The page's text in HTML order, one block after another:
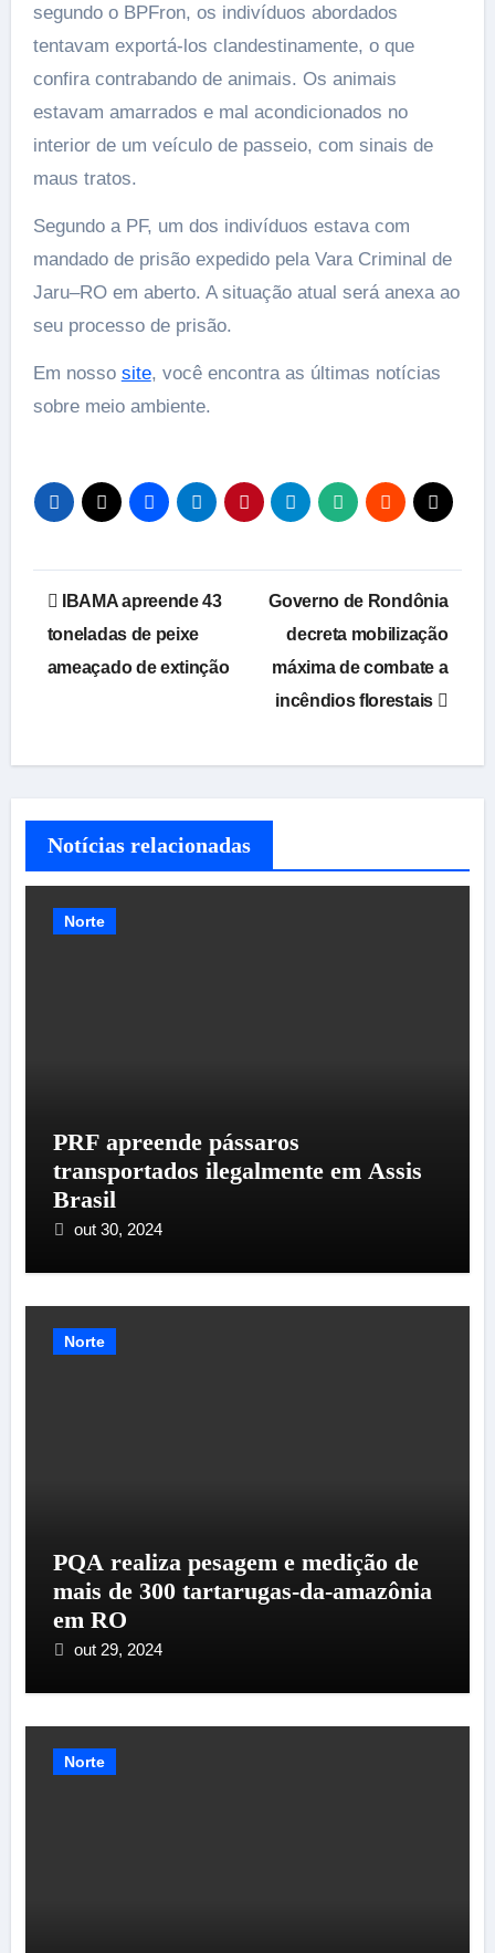
segundo o BPFron, os indivíduos abordados
tentavam exportá-los clandestinamente, o que
confira contrabando de animais. Os animais
estavam amarrados e mal acondicionados no
interior de um veículo de passeio, com sinais de
maus tratos.
Segundo a PF, um dos indivíduos estava com
mandado de prisão expedido pela Vara Criminal de
Jaru–RO em aberto. A situação atual será anexa ao
seu processo de prisão.
Em nosso site, você encontra as últimas notícias
sobre meio ambiente.
Navegação
de
Post
IBAMA apreende 43
toneladas de peixe
ameaçado de extinção
Governo de Rondônia
decreta mobilização
máxima de combate a
incêndios florestais
Notícias relacionadas
Norte
PRF apreende pássaros
transportados ilegalmente em Assis
Brasil
out 30, 2024
Norte
PQA realiza pesagem e medição de
mais de 300 tartarugas-da-amazônia
em RO
out 29, 2024
Norte